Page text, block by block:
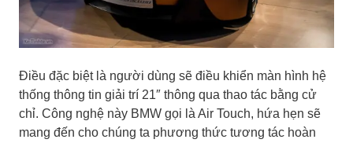
Điều đặc biệt là người dùng sẽ điều khiển màn hình hệ
thống thông tin giải trí 21″ thông qua thao tác bằng cử
chỉ. Công nghệ này BMW gọi là Air Touch, hứa hẹn sẽ
mang đến cho chúng ta phương thức tương tác hoàn